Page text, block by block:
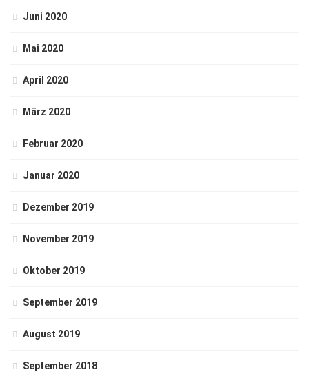
Juni 2020
Mai 2020
April 2020
März 2020
Februar 2020
Januar 2020
Dezember 2019
November 2019
Oktober 2019
September 2019
August 2019
September 2018